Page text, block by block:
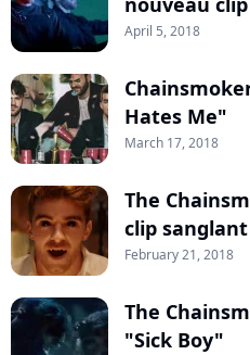
April 5, 2018
Hates Me"
March 17, 2018
The
clip sanglant
February 21, 2018
The
"Sick Boy"